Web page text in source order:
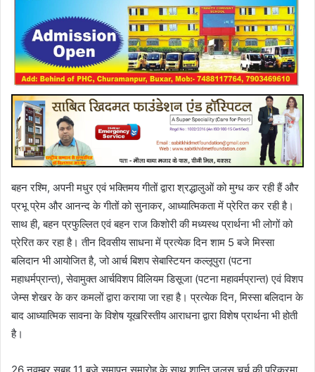
बहन रश्मि, अपनी मधुर एवं भक्तिमय गीतों द्वारा श्रद्धालुओं को मुग्ध कर रही हैं और
प्रभू प्रेम और आनन्द के गीतों को सुनाकर, आध्यात्मिकता में प्रेरित कर रही है।
साथ ही, बहन प्रफुल्लित एवं बहन राज किशोरी की मध्यस्थ प्रार्थना भी लोगों को
प्रेरित कर रहा है। तीन दिवसीय साधना में प्रत्येक दिन शाम 5 बजे मिस्सा
बलिदान भी आयोजित है, जो आर्च बिशप सेबास्टियन कल्लूपुरा (पटना
महाधर्मप्रान्त), सेवामुक्त आर्चविशप विलियम डिसूजा (पटना महावर्मप्रान्त) एवं विशप
जेम्स शेखर के कर कमलों द्वारा कराया जा रहा है। प्रत्येक दिन, मिस्सा बलिदान के
बाद आध्यात्मिक सावना के विशेष यूखरिस्तीय आराधना द्वारा विशेष प्रार्थना भी होती
है।